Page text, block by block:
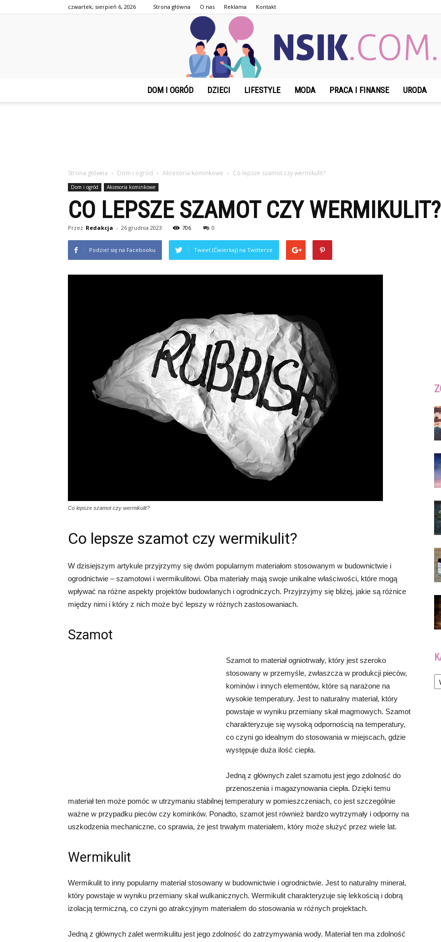
czwartek, sierpień 6, 2026 Strona główna O nas Reklama Kontakt
DOM I OGRÓD DZIECI LIFESTYLE MODA PRACA I FINANSE URODA
Strona główna Dom i ogród Akcesoria kominkowe Co lepsze szamot czy wermikulit?
Dom i ogród Akcesoria kominkowe
CO LEPSZE SZAMOT CZY WERMIKULIT?
Przez Redakcja - 26 grudnia 2023 706 0
Podziel się na Facebooku Tweet (Ćwierkaj) na Twitterze
Co lepsze szamot czy wermikulit?
Co lepsze szamot czy wermikulit?
W dzisiejszym artykule przyjrzymy się dwóm popularnym materiałom stosowanym w budownictwie i
ogrodnictwie – szamotowi i wermikulitowi. Oba materiały mają swoje unikalne właściwości, które mogą
wpływać na różne aspekty projektów budowlanych i ogrodniczych. Przyjrzyjmy się bliżej, jakie są różnice
między nimi i który z nich może być lepszy w różnych zastosowaniach.
Szamot
Szamot to materiał ogniotrwały, który jest szeroko
stosowany w przemyśle, zwłaszcza w produkcji pieców,
kominów i innych elementów, które są narażone na
wysokie temperatury. Jest to naturalny materiał, który
powstaje w wyniku przemiany skał magmowych. Szamot
charakteryzuje się wysoką odpornością na temperatury,
co czyni go idealnym do stosowania w miejscach, gdzie
występuje duża ilość ciepła.
Jedną z głównych zalet szamotu jest jego zdolność do
przenoszenia i magazynowania ciepła. Dzięki temu
materiał ten może pomóc w utrzymaniu stabilnej temperatury w pomieszczeniach, co jest szczególnie
ważne w przypadku pieców czy kominków. Ponadto, szamot jest również bardzo wytrzymały i odporny na
uszkodzenia mechaniczne, co sprawia, że jest trwałym materiałem, który może służyć przez wiele lat.
Wermikulit
Wermikulit to inny popularny materiał stosowany w budownictwie i ogrodnictwie. Jest to naturalny minerał,
który powstaje w wyniku przemiany skał wulkanicznych. Wermikulit charakteryzuje się lekkością i dobrą
izolacją termiczną, co czyni go atrakcyjnym materiałem do stosowania w różnych projektach.
Jedną z głównych zalet wermikulitu jest jego zdolność do zatrzymywania wody. Materiał ten ma zdolność